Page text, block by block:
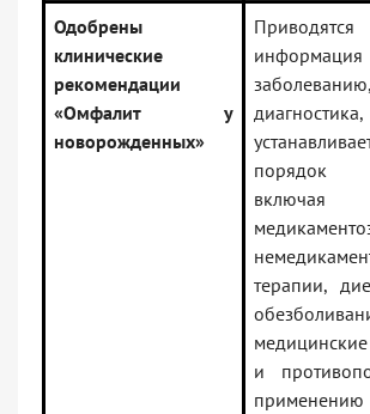
Одобрены
клинические
рекомендации
«Омфалит у
новорожденных»
диагностика,
порядок
включая
терапии,
и